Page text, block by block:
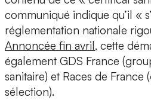
communiqué indique qu’il «
réglementation nationale
Annoncée fin avril, cette
également GDS France
sanitaire) et Races de France
sélection).